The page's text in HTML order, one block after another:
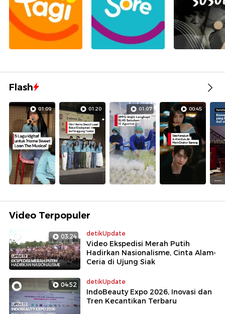
Flash
01:09 01:20 01:07 00:45
Video Terpopuler
03:24 detikUpdate
Video Ekspedisi Merah Putih
Hadirkan Nasionalisme, Cinta Alam-
Ceria di Ujung Siak
04:52 detikUpdate
IndoBeauty Expo 2026, Inovasi dan
Tren Kecantikan Terbaru